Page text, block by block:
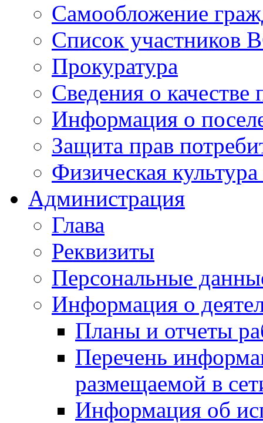
Самообложение
Список участников
Прокуратура
Сведения о качестве
Информация о
Защита прав
Физическая
Администрация
Глава
Реквизиты
Персональные
Информация о
Планы и отчеты
Перечень
размещаемой в
Информация об